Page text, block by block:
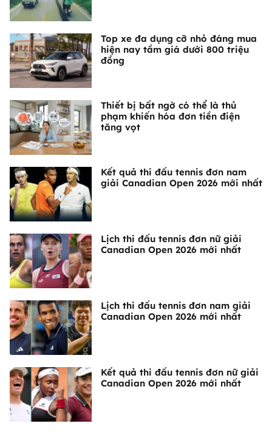
Top xe đa dụng cỡ nhỏ đáng mua
hiện nay tầm giá dưới 800 triệu
đồng
Thiết bị bất ngờ có thể là thủ
phạm khiến hóa đơn tiền điện
tăng vọt
Kết quả thi đấu tennis đơn nam
giải Canadian Open 2026 mới nhất
Lịch thi đấu tennis đơn nữ giải
Canadian Open 2026 mới nhất
Lịch thi đấu tennis đơn nam giải
Canadian Open 2026 mới nhất
Kết quả thi đấu tennis đơn nữ giải
Canadian Open 2026 mới nhất